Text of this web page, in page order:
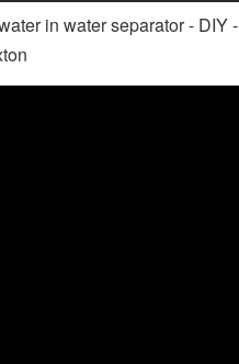
in water separator - DIY -